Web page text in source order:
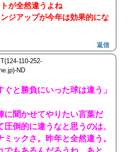
が全然違うよね
ジアップが今年は効果的にな
返信
110-252-
ND
ぐと勝負にいった球は違う」
に聞かせてやりたい言葉だ
倒的に違うなと思うのは、
ックさ。昨年と全然違う。